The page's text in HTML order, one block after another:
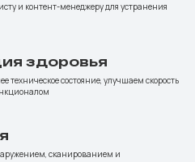
и контент-менеджеру для устранения
здоровья
техническое состояние, улучшаем скорость
сканированием и